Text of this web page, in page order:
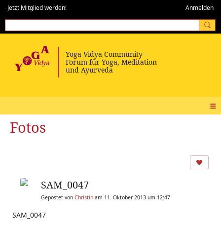
Jetzt Mitglied werden! Anmelden
Fotos
SAM_0047
Gepostet von Christin am 11. Oktober 2013 um 12:47
SAM_0047